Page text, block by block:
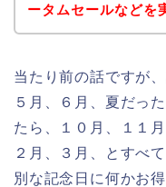
ータムセールなどを
当たり前の話ですが
５月、６月、夏だっ
たら、１０月、１１
２月、３月、とすべ
別な記念日に何かお